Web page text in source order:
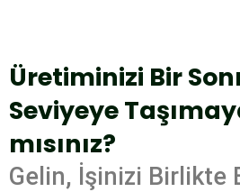
Üretiminizi Bir
Seviyeye
mısınız?
Gelin, İşinizi Birlikte